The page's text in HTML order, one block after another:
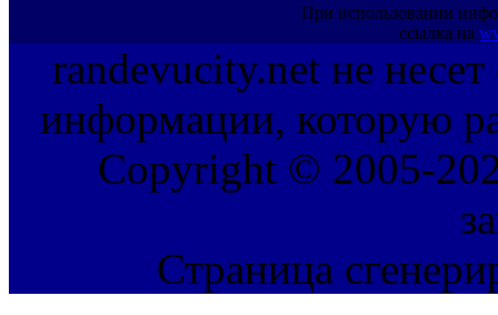
При использовании
ссылка на
randevucity.net не несет
информации, которую
Copyright © 2005-
Страница